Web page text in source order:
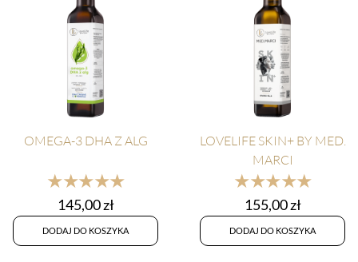
OMEGA-3 DHA Z ALG
★★★★★
145,00zł
DODAJ DO KOSZYKA
LOVELIFE SKIN+ BY MED.
MARCI
★★★★★
155,00zł
DODAJ DO KOSZYKA